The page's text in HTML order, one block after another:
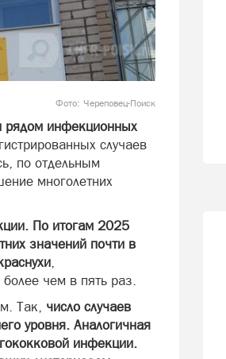
Фото: Череповец-Поиск
рядом инфекционных
случаев
по отдельным
многолетних
По итогам 2025
значений почти в
,
чем в пять раз.
Так, число случаев
уровня. Аналогичная
инфекции.